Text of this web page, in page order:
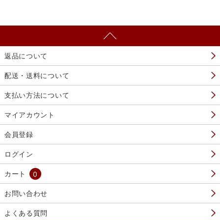
返品について
配送・送料について
支払い方法について
マイアカウント
会員登録
ログイン
カート 0
お問い合わせ
よくある質問